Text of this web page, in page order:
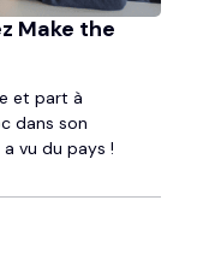
Make the
et part à
dans son
vu du pays !